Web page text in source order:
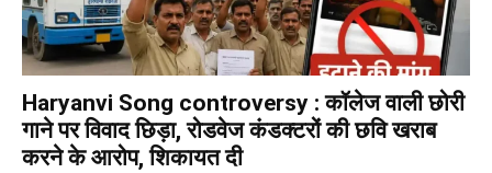
Haryanvi Song controversy : कॉलेज वाली छोरी
गाने पर विवाद छिड़ा, रोडवेज कंडक्टरों की छवि खराब
करने के आरोप, शिकायत दी